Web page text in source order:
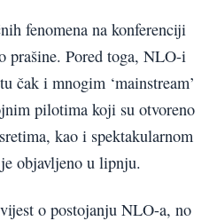
fenomena na konferenciji
prašine. Pored toga, NLO-i
čak i mnogim ‘mainstream’
pilotima koji su otvoreno
kao i spektakularnom
objavljeno u lipnju.
o postojanju NLO-a, no